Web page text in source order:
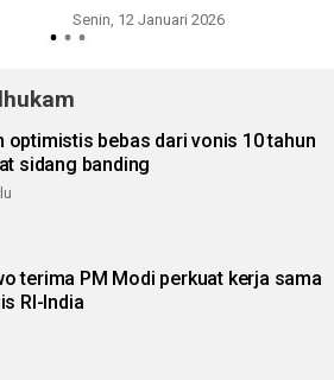
Senin, 12 Januari 2026
optimistis bebas dari vonis 10 tahun
sidang banding
terima PM Modi perkuat kerja sama
RI-India